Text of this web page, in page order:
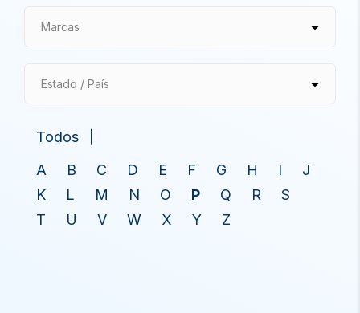
Marcas
Estado / País
Todos
A
B C D E F G H I
J
K
L M N O P Q R
S
T
U V W X Y Z